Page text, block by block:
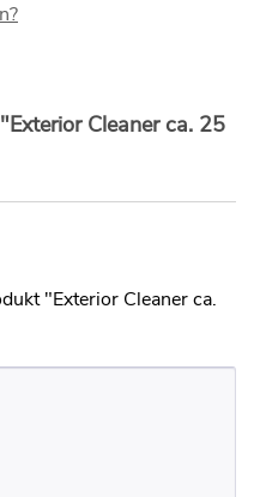
Cleaner ca. 25
"Exterior Cleaner ca.